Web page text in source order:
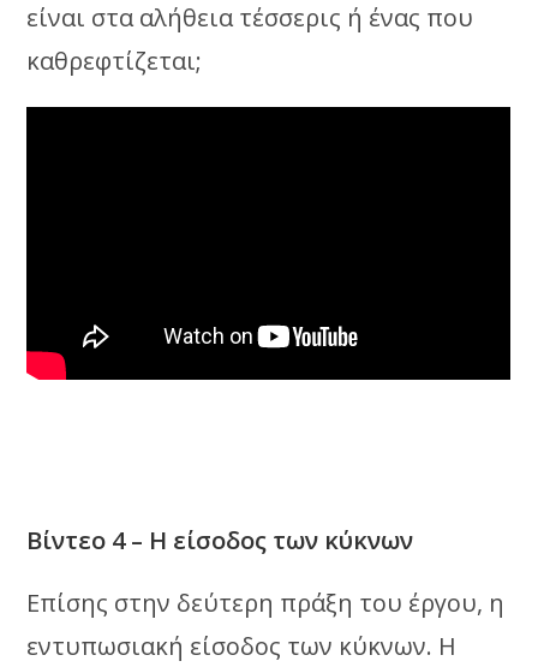
είναι στα αλήθεια τέσσερις ή ένας που
καθρεφτίζεται;
Βίντεο 4 – Η είσοδος των κύκνων
Επίσης στην δεύτερη πράξη του έργου, η
εντυπωσιακή είσοδος των κύκνων. Η